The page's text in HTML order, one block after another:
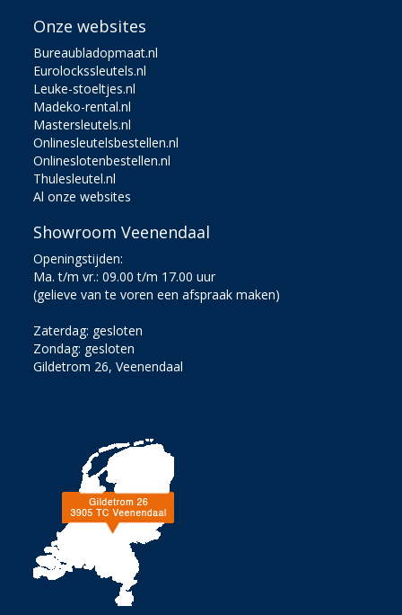
Onze websites
Bureaubladopmaat.nl
Eurolockssleutels.nl
Leuke-stoeltjes.nl
Madeko-rental.nl
Mastersleutels.nl
Onlinesleutelsbestellen.nl
Onlineslotenbestellen.nl
Thulesleutel.nl
Al onze websites
Showroom Veenendaal
Openingstijden:
Ma. t/m vr.: 09.00 t/m 17.00 uur
(gelieve van te voren een afspraak maken)
Zaterdag: gesloten
Zondag: gesloten
Gildetrom 26, Veenendaal